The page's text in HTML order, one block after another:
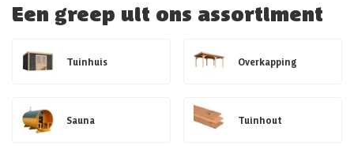
Een greep uit ons assortiment
Tuinhuis Overkapping
Sauna Tuinhout